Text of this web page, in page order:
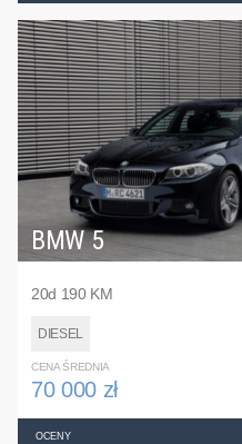
BMW 5
20d 190 KM
DIESEL
CENA ŚREDNIA
70 000 zł
OCENY